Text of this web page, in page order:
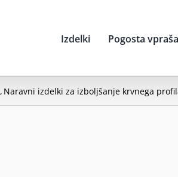
Izdelki Pogosta
Naravni izdelki za izboljšanje krvnega